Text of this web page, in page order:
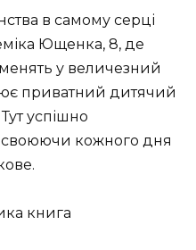
в самому серці
Ющенка, 8, де
у величезний
приватний дитячий
успішно
кожного дня